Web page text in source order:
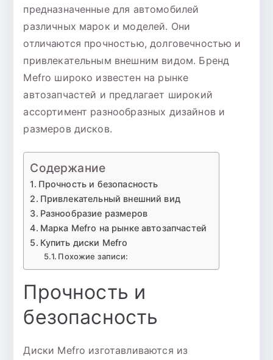
R14
ВАЗ-2110
серебристый
предназначенные для автомобилей
различных марок и моделей. Они
отличаются прочностью, долговечностью и
привлекательным внешним видом. Бренд
Mefro широко известен на рынке
автозапчастей и предлагает широкий
ассортимент разнообразных дизайнов и
размеров дисков.
Содержание
Прочность и безопасность
Привлекательный внешний вид
Разнообразие размеров
Марка Mefro на рынке автозапчастей
Купить диски Mefro
Похожие записи:
Прочность и
безопасность
Диски Mefro изготавливаются из